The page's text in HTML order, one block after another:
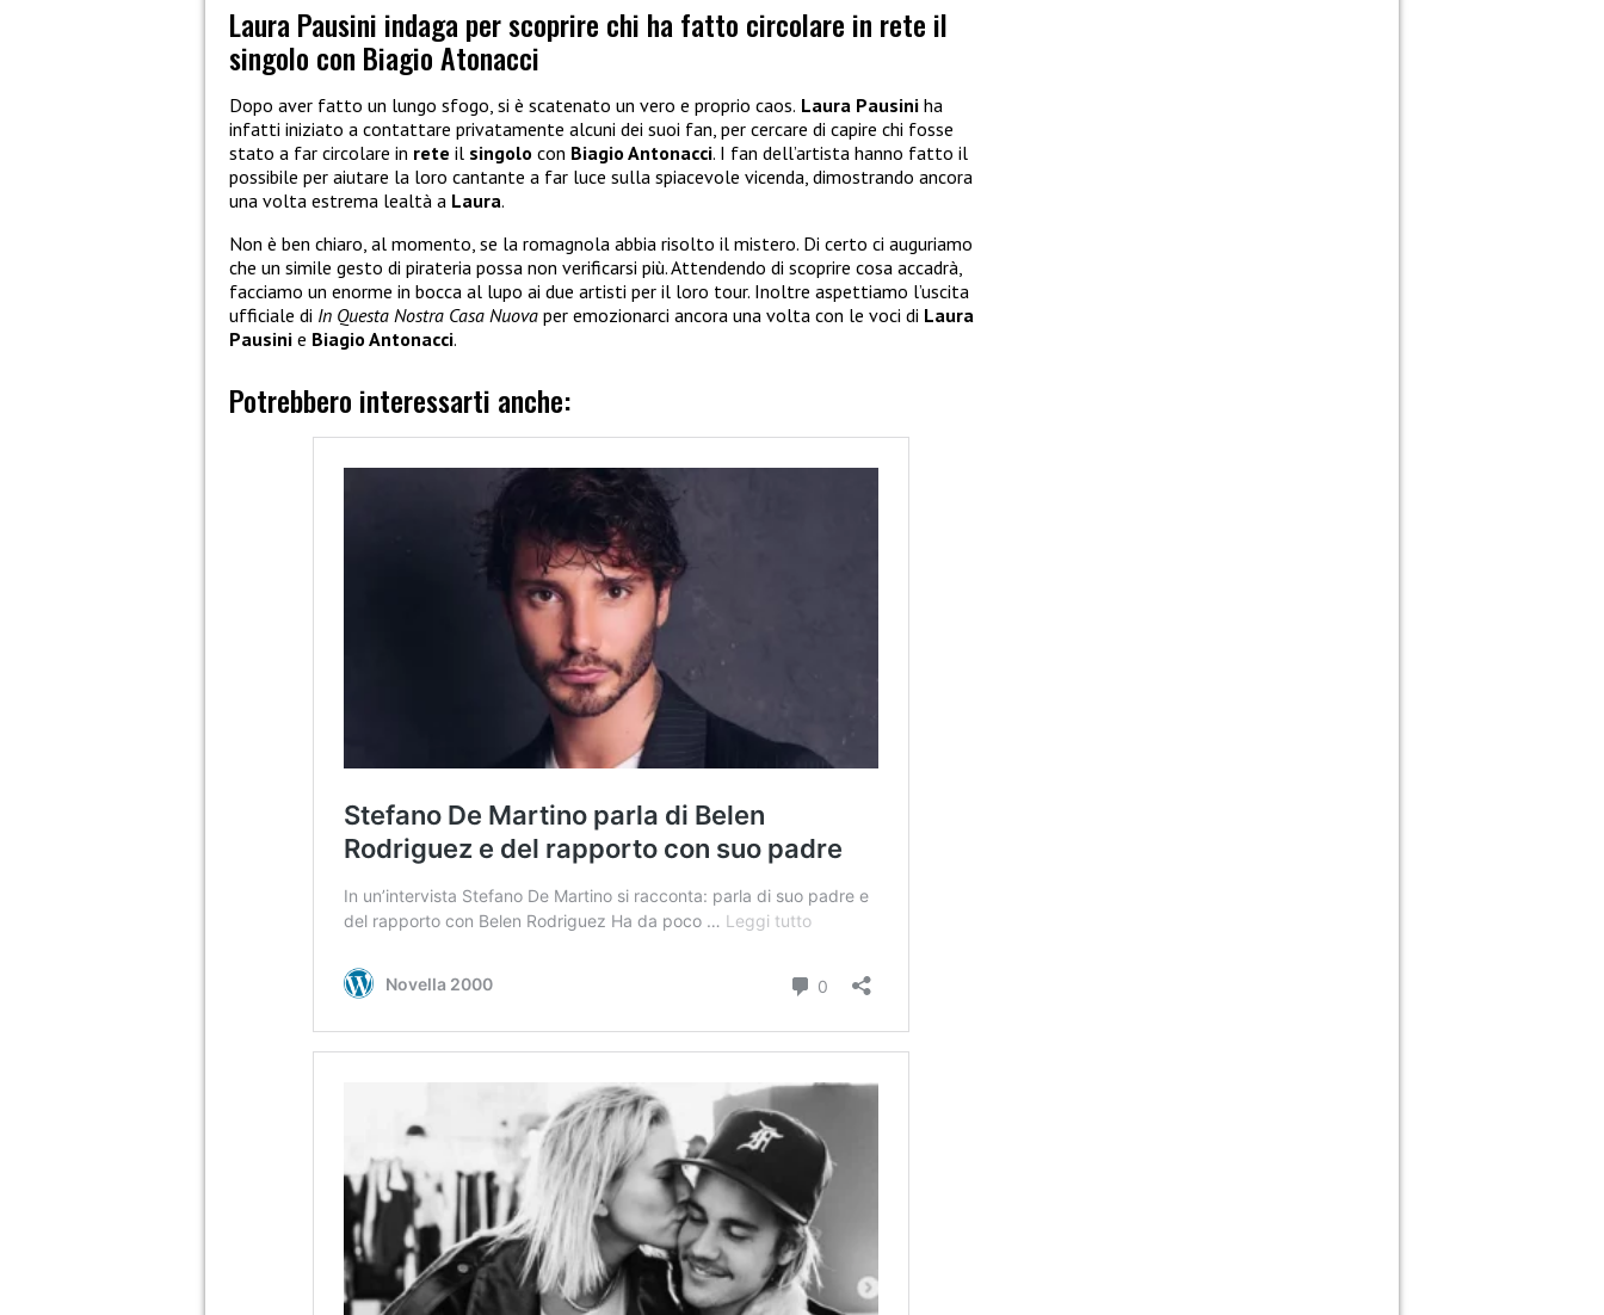
Laura Pausini indaga per scoprire chi ha fatto circolare in rete il
singolo con Biagio Atonacci
Dopo aver fatto un lungo sfogo, si è scatenato un vero e proprio caos. Laura Pausini ha
infatti iniziato a contattare privatamente alcuni dei suoi fan, per cercare di capire chi fosse
stato a far circolare in rete il singolo con Biagio Antonacci. I fan dell’artista hanno fatto il
possibile per aiutare la loro cantante a far luce sulla spiacevole vicenda, dimostrando ancora
una volta estrema lealtà a Laura.
Non è ben chiaro, al momento, se la romagnola abbia risolto il mistero. Di certo ci auguriamo
che un simile gesto di pirateria possa non verificarsi più. Attendendo di scoprire cosa accadrà,
facciamo un enorme in bocca al lupo ai due artisti per il loro tour. Inoltre aspettiamo l’uscita
ufficiale di In Questa Nostra Casa Nuova per emozionarci ancora una volta con le voci di Laura
Pausini e Biagio Antonacci.
Potrebbero interessarti anche: